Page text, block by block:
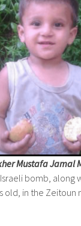
Mustafa Jamal
bomb, along
old, in the Zeitoun